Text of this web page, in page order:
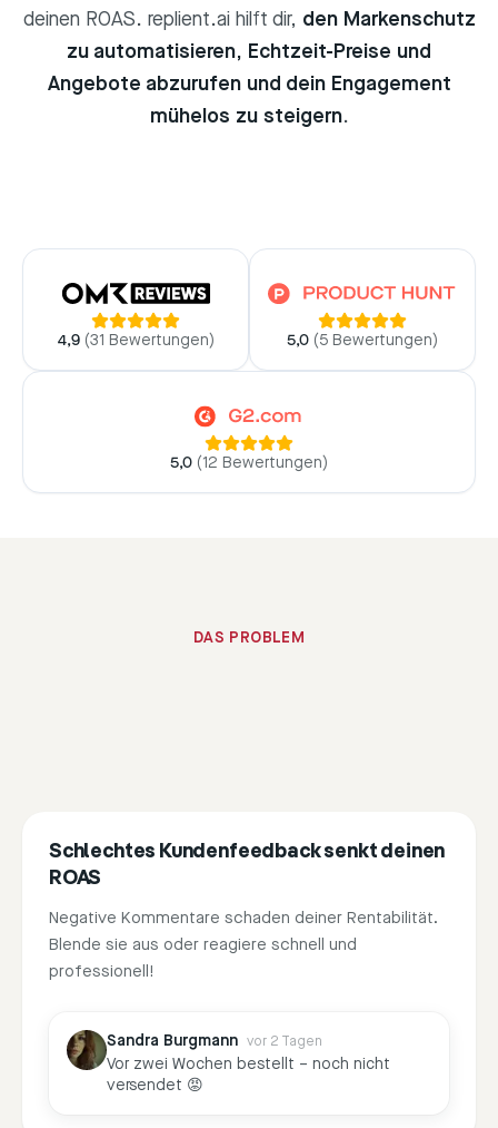
deinen ROAS. replient.ai hilft dir, den Markenschutz
zu automatisieren, Echtzeit-Preise und
Angebote abzurufen und dein Engagement
mühelos zu steigern.
4,9(31 Bewertungen) 5,0 (5 Bewertungen)
5,0 (12 Bewertungen)
DAS PROBLEM
Schlechtes Kundenfeedback senkt deinen
ROAS
Negative Kommentare schaden deiner Rentabilität.
Blende sie aus oder reagiere schnell und
professionell!
Sandra Burgmann vor 2 Tagen
Vor zwei Wochen bestellt – noch nicht
versendet 😡